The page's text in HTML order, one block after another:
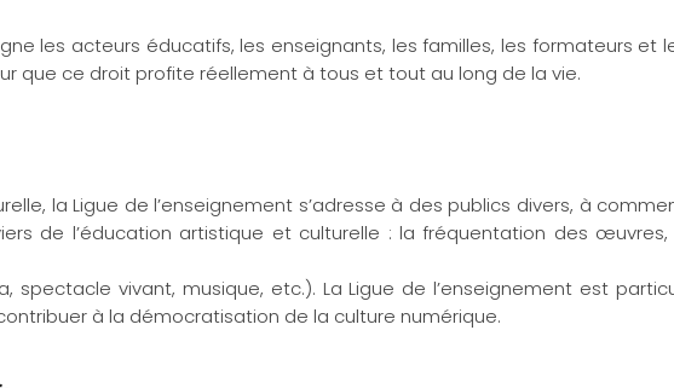
les acteurs éducatifs, les enseignants, les familles, les formateurs et
que ce droit profite réellement à tous et tout au long de la vie.
la Ligue de l’enseignement s’adresse à des publics divers, à
de l’éducation artistique et culturelle : la fréquentation des
spectacle vivant, musique, etc.). La Ligue de l’enseignement est
à la démocratisation de la culture numérique.